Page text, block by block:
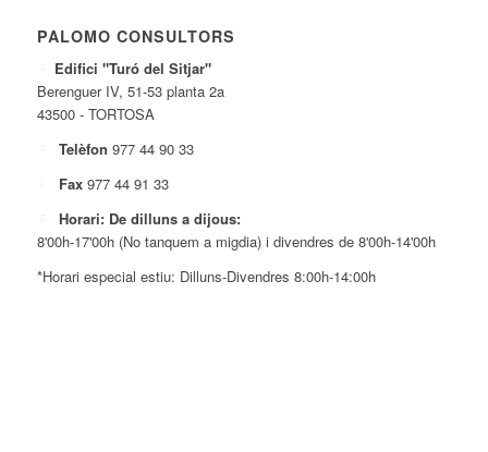
PALOMO CONSULTORS
Edifici "Turó del Sitjar"
Berenguer IV, 51-53 planta 2a
43500 - TORTOSA
Telèfon 977 44 90 33
Fax 977 44 91 33
Horari: De dilluns a dijous:
8'00h-17'00h (No tanquem a migdia) i divendres de 8'00h-14'00h
*Horari especial estiu: Dilluns-Divendres 8:00h-14:00h